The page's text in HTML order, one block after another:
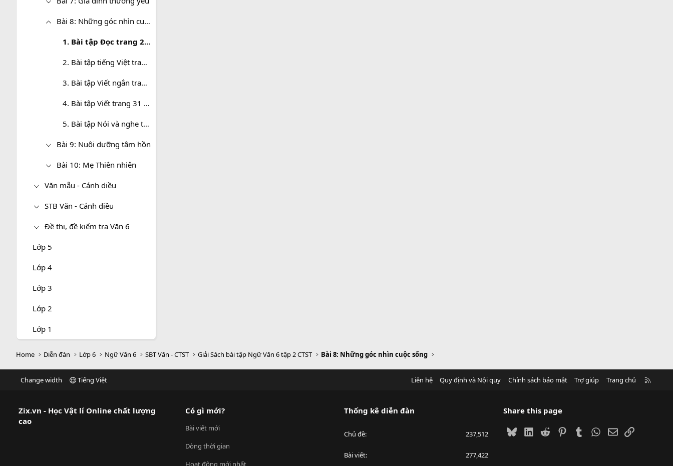
Bài 8: Những góc nhìn cuộc sống
1. Bài tập Đọc trang 26 Sách bài tập Ngữ văn 6 tập 2 Chân trời sáng tạo
2. Bài tập tiếng Việt trang 30 Sách bài tập Ngữ văn 6 tập 2 Chân trời sáng tạo
3. Bài tập Viết ngắn trang 31 Sách bài tập Ngữ văn 6 tập 2 Chân trời sáng tạo
4. Bài tập Viết trang 31 Sách bài tập Ngữ văn 6 tập 2 Chân trời sáng tạo
5. Bài tập Nói và nghe trang 31 Sách bài tập Ngữ văn 6 tập 2 Chân trời sáng tạo
Bài 9: Nuôi dưỡng tâm hồn
Bài 10: Mẹ Thiên nhiên
Văn mẫu - Cánh diều
STB Văn - Cánh diều
Đề thi, đề kiểm tra Văn 6
Lớp 5
Lớp 4
Lớp 3
Lớp 2
Lớp 1
Home Diễn đàn Lớp 6 Ngữ Văn 6 SBT Văn - CTST Giải Sách bài tập Ngữ Văn 6 tập 2 CTST Bài 8: Những góc nhìn cuộc sống
Change width Tiếng Việt Liên hệ Quy định và Nội quy Chính sách bảo mật Trợ giúp Trang chủ
Zix.vn - Học Vật lí Online chất lượng
cao
Có gì mới?
Bài viết mới
Dòng thời gian
Hoạt động mới nhất
Thống kê diễn đàn
Chủ đề 237,512
Bài viết 277,422
Share this page
BlueskyLinkedIn
Reddit PinterestTumblrWhatsApp
EmailLink